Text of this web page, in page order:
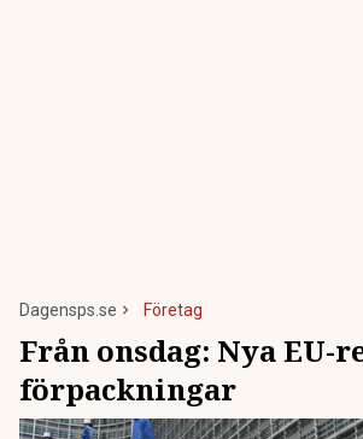
Dagensps.se Företag
Från onsdag: Nya EU-
förpackningar